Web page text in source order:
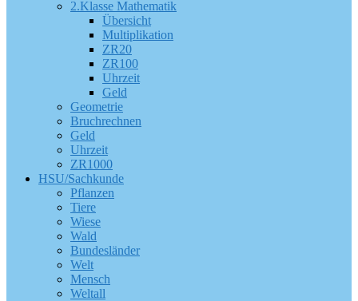
2.Klasse Mathematik
Übersicht
Multiplikation
ZR20
ZR100
Uhrzeit
Geld
Geometrie
Bruchrechnen
Geld
Uhrzeit
ZR1000
HSU/Sachkunde
Pflanzen
Tiere
Wiese
Wald
Bundesländer
Welt
Mensch
Weltall